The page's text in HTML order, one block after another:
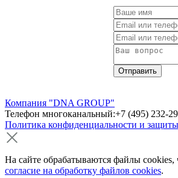
Компания "DNA GROUP"
Телефон многоканальный:+7 (495) 232-
Политика конфиденциальности и
На сайте обрабатываются файлы
согласие на обработку файлов cookies.